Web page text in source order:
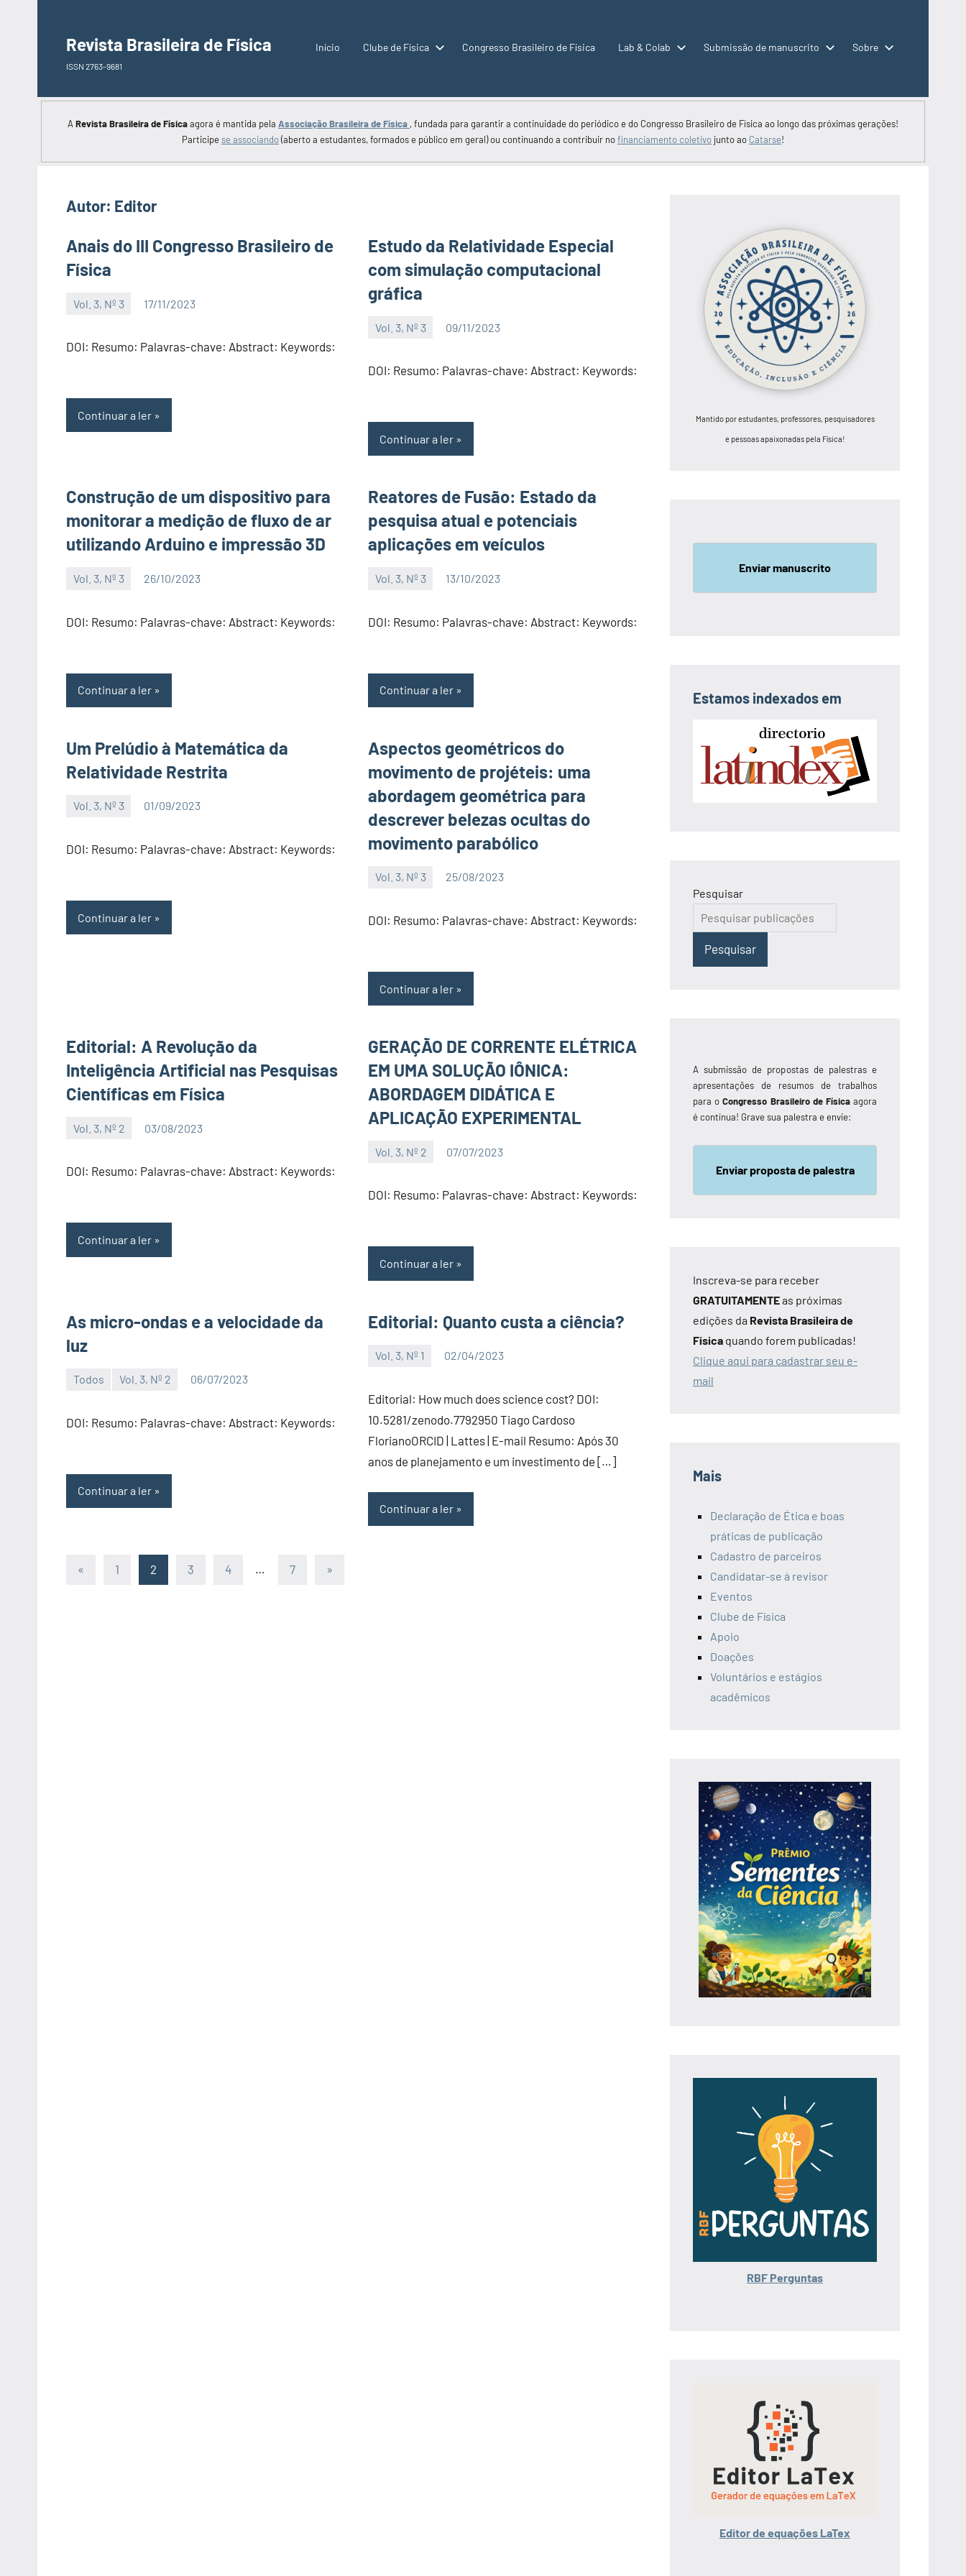
conteúdo
Revista Brasileira de Física
ISSN 2763-9681
Início Clube de Física Congresso Brasileiro de Física Lab & Colab Submissão de manuscrito Sobre
A Revista Brasileira de Físicaagora é mantida pela Associação Brasileira de Física , fundada para garantir a continuidade do periódico e do Congresso Brasileiro de Física ao longo das próximas gerações!
Participese associando(aberto a estudantes, formados e público em geral) ou continuando a contribuir nofinanciamento coletivo junto ao Catarse!
Autor: Editor
Anais do III Congresso Brasileiro de
Física
Vol. 3, Nº 3 17/11/2023
Editor
DOI: Resumo: Palavras-chave: Abstract: Keywords:
Continuar a ler
Estudo da Relatividade Especial
com simulação computacional
gráfica
Vol. 3, Nº 3 09/11/2023
Editor
DOI: Resumo: Palavras-chave: Abstract: Keywords:
Continuar a ler
Construção de um dispositivo para
monitorar a medição de fluxo de ar
utilizando Arduino e impressão 3D
Vol. 3, Nº 3 26/10/2023
Editor
DOI: Resumo: Palavras-chave: Abstract: Keywords:
Continuar a ler
Reatores de Fusão: Estado da
pesquisa atual e potenciais
aplicações em veículos
Vol. 3, Nº 3 13/10/2023
Editor
DOI: Resumo: Palavras-chave: Abstract: Keywords:
Continuar a ler
Um Prelúdio à Matemática da
Relatividade Restrita
Vol. 3, Nº 3 01/09/2023
DOI: Resumo: Palavras-chave: Abstract: Keywords:
Continuar a ler
Aspectos geométricos do
movimento de projéteis: uma
abordagem geométrica para
descrever belezas ocultas do
movimento parabólico
Vol. 3, Nº 3 25/08/2023
DOI: Resumo: Palavras-chave: Abstract: Keywords:
Continuar a ler
Editorial: A Revolução da
Inteligência Artificial nas Pesquisas
Científicas em Física
Vol. 3, Nº 2 03/08/2023
Editor
DOI: Resumo: Palavras-chave: Abstract: Keywords:
Continuar a ler
GERAÇÃO DE CORRENTE ELÉTRICA
EM UMA SOLUÇÃO IÔNICA:
ABORDAGEM DIDÁTICA E
APLICAÇÃO EXPERIMENTAL
Vol. 3, Nº 2 07/07/2023
Editor
DOI: Resumo: Palavras-chave: Abstract: Keywords:
Continuar a ler
As micro-ondas e a velocidade da
luz
Todos Vol. 3, Nº 2 06/07/2023
DOI: Resumo: Palavras-chave: Abstract: Keywords:
Continuar a ler
Editorial: Quanto custa a ciência?
Vol. 3, Nº 1 02/04/2023
Editor
Editorial: How much does science cost? DOI:
10.5281/zenodo.7792950 Tiago Cardoso
FlorianoORCID | Lattes | E-mail Resumo: Após 30
anos de planejamento e um investimento de […]
Continuar a ler
Navegação
« Artigos1 2 3 4 … 7
Artigos
»
Mantido por estudantes, professores, pesquisadores
e pessoas apaixonadas pela Física!
Enviar manuscrito
Estamos indexados em
Pesquisar
Pesquisar
A submissão de propostas de palestras e
apresentações de resumos de trabalhos
para oCongresso Brasileiro de Físicaagora
é contínua! Grave sua palestra e envie:
Enviar proposta de palestra
Inscreva-se para receber
GRATUITAMENTEas próximas
edições da Revista Brasileira de
Física quando forem publicadas!
Clique aqui para cadastrar seu e-
mail
Mais
Declaração de Ética e boas
práticas de publicação
Cadastro de parceiros
Candidatar-se à revisor
Eventos
Clube de Física
Apoio
Doações
Voluntários e estágios
acadêmicos
RBF Perguntas
Editor de equações LaTex